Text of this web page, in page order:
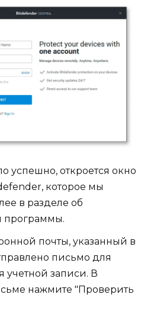
успешно, откроется окно
которое мы
в разделе об
программы.
почты, указанный в
письмо для
учетной записи. В
нажмите "Проверить